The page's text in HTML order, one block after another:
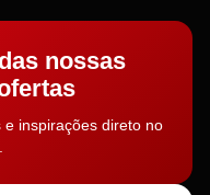
nossas
inspirações direto no